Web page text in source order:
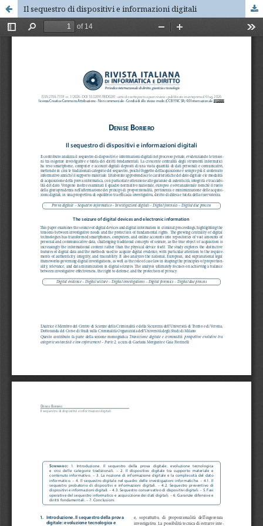
Il sequestro di dispositivi e informazioni digitali